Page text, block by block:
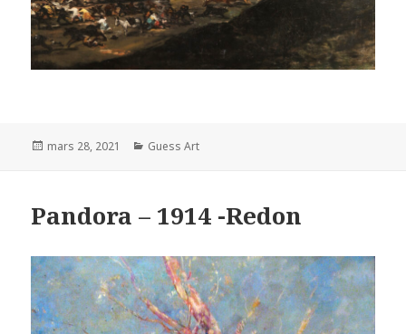
Posted
mars 28, 2021 Categories
Guess Art
Pandora – 1914 -Redon